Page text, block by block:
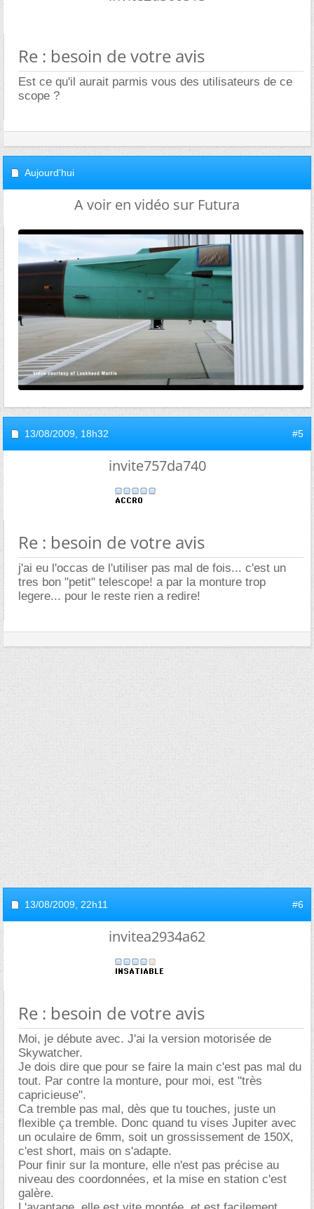
Re : besoin de votre avis
Est ce qu'il aurait parmis vous des utilisateurs de ce
scope ?
Aujourd'hui
A voir en vidéo sur Futura
13/08/2009, 18h32 #5
invite757da740
Re : besoin de votre avis
j'ai eu l'occas de l'utiliser pas mal de fois... c'est un
tres bon "petit" telescope! a par la monture trop
legere... pour le reste rien a redire!
13/08/2009, 22h11 #6
invitea2934a62
Re : besoin de votre avis
Moi, je débute avec. J'ai la version motorisée de
Skywatcher.
Je dois dire que pour se faire la main c'est pas mal du
tout. Par contre la monture, pour moi, est "très
capricieuse".
Ca tremble pas mal, dès que tu touches, juste un
flexible ça tremble. Donc quand tu vises Jupiter avec
un oculaire de 6mm, soit un grossissement de 150X,
c'est short, mais on s'adapte.
Pour finir sur la monture, elle n'est pas précise au
niveau des coordonnées, et la mise en station c'est
galère.